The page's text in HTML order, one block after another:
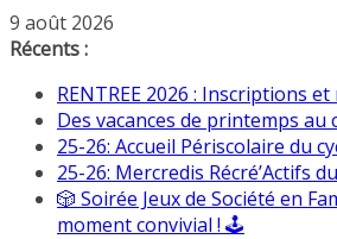
Passer
au
9 août 2026
Récents :
RENTREE 2026 : Inscriptions
Des vacances de printemps au
25-26: Accueil Périscolaire du
25-26: Mercredis Récré’Actifs
🎲 Soirée Jeux de Société en
moment convivial ! 🕹️